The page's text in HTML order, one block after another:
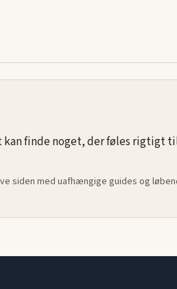
finde noget, der føles rigtigt
siden med uafhængige guides og